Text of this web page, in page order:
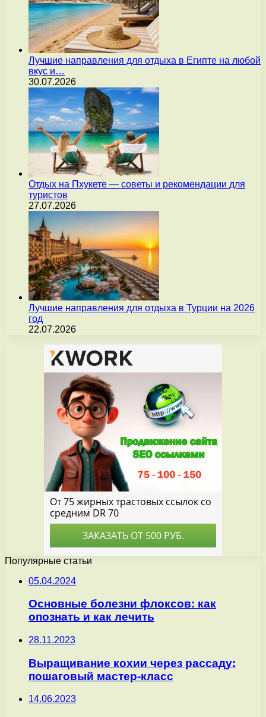
Лучшие направления для отдыха в Египте на любой
вкус и…
30.07.2026
Отдых на Пхукете — советы и рекомендации для
туристов
27.07.2026
Лучшие направления для отдыха в Турции на 2026
год
22.07.2026
Популярные статьи
05.04.2024
Основные болезни флоксов: как
опознать и как лечить
28.11.2023
Выращивание кохии через рассаду:
пошаговый мастер-класс
14.06.2023